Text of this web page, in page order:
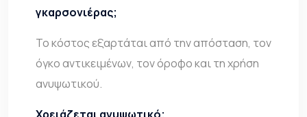
γκαρσονιέρας;
Το κόστος εξαρτάται από την απόσταση, τον
όγκο αντικειμένων, τον όροφο και τη χρήση
ανυψωτικού.